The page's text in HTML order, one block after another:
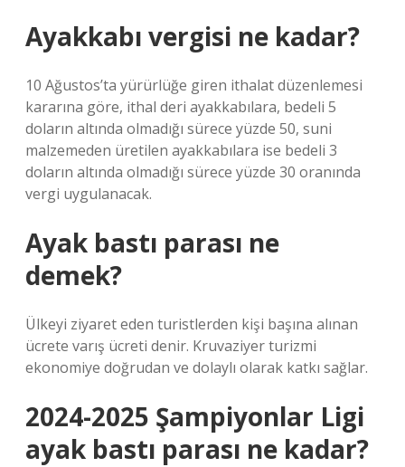
Ayakkabı vergisi ne kadar?
10 Ağustos’ta yürürlüğe giren ithalat düzenlemesi
kararına göre, ithal deri ayakkabılara, bedeli 5
doların altında olmadığı sürece yüzde 50, suni
malzemeden üretilen ayakkabılara ise bedeli 3
doların altında olmadığı sürece yüzde 30 oranında
vergi uygulanacak.
Ayak bastı parası ne
demek?
Ülkeyi ziyaret eden turistlerden kişi başına alınan
ücrete varış ücreti denir. Kruvaziyer turizmi
ekonomiye doğrudan ve dolaylı olarak katkı sağlar.
2024-2025 Şampiyonlar Ligi
ayak bastı parası ne kadar?